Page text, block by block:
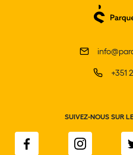
+351
SUIVEZ-NOUS SUR